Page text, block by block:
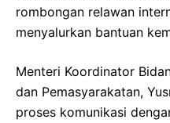
rombongan relawan
menyalurkan bantuan
Menteri Koordinator
dan Pemasyarakatan,
proses komunikasi